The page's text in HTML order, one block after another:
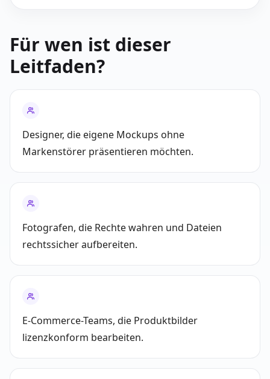
Für wen ist dieser
Leitfaden?
Designer, die eigene Mockups ohne
Markenstörer präsentieren möchten.
Fotografen, die Rechte wahren und Dateien
rechtssicher aufbereiten.
E-Commerce-Teams, die Produktbilder
lizenzkonform bearbeiten.